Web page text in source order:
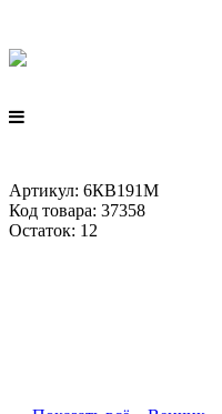
Артикул: 6КВ191М
Код товара: 37358
Остаток: 12